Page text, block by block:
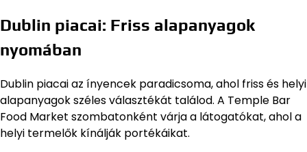
Dublin piacai: Friss alapanyagok
nyomában
Dublin piacai az ínyencek paradicsoma, ahol friss és helyi
alapanyagok széles választékát találod. A Temple Bar
Food Market szombatonként várja a látogatókat, ahol a
helyi termelők kínálják portékáikat.